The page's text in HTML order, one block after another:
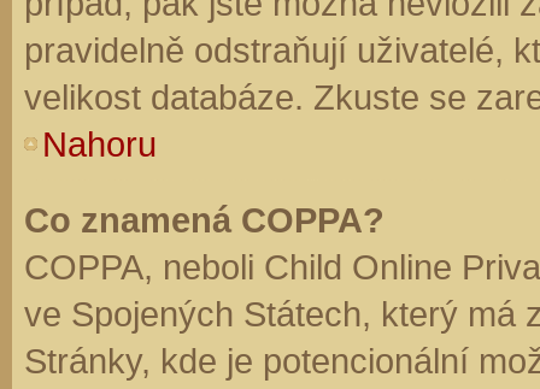
pravidelně odstraňují uživatelé,
velikost databáze. Zkuste se
Nahoru
Co znamená COPPA?
COPPA, neboli Child Online
ve Spojených Státech, který má
Stránky, kde je potencionální